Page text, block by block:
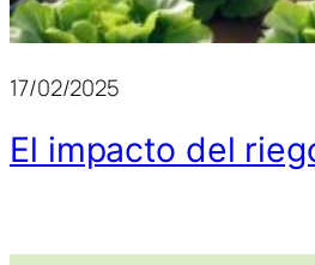
17/02/2025
El impacto del